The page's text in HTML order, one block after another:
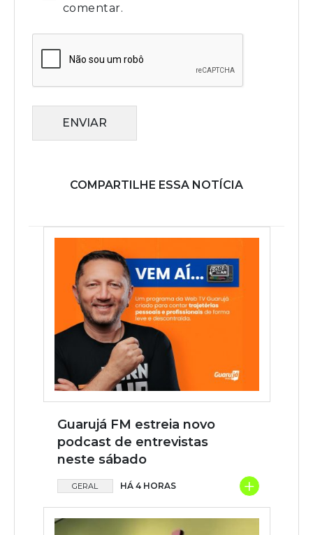
comentar.
ENVIAR
COMPARTILHE ESSA NOTÍCIA
Guarujá FM estreia novo
podcast de entrevistas
neste sábado
GERAL HÁ 4 HORAS +